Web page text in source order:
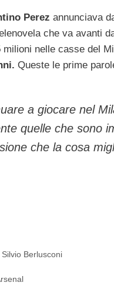
Perez annunciava
che va avanti
nelle casse del
Queste le prime
a giocare nel
quelle che sono
che la cosa
Silvio Berlusconi